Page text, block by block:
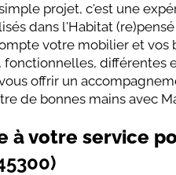
projet, c'est une
dans l'Habitat
votre mobilier et vos
fonctionnelles, différentes
offrir un
de bonnes mains avec
à votre service